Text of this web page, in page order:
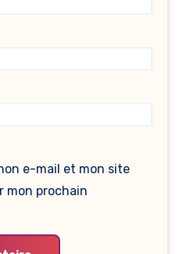
e-mail et mon site
mon prochain